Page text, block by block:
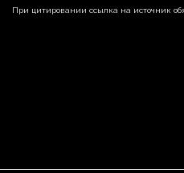
При цитировании ссылка на источник